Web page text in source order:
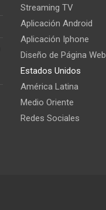
Streaming TV
Aplicación Android
Aplicación Iphone
Diseño de Página Web
Estados Unidos
América Latina
Medio Oriente
Redes Sociales